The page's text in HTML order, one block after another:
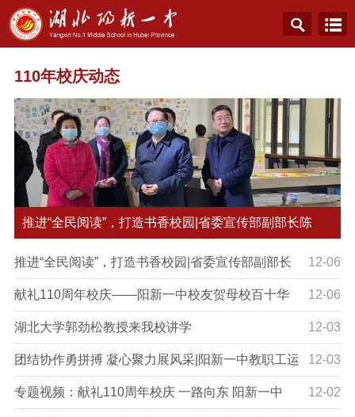
110年校庆动态
推进“全民阅读”，打造书香校园|省委宣传部副部长陈
12-06
推进“全民阅读”，打造书香校园|省委宣传部副部长
陈树林一行人来我校调研“全民阅读”工作 12-06
献礼110周年校庆——阳新一中校友贺母校百十华
诞 12-03
湖北大学郭劲松教授来我校讲学
12-03
团结协作勇拼搏 凝心聚力展风采|阳新一中教职工运
动会圆满闭幕 12-02
专题视频：献礼110周年校庆 一路向东 阳新一中